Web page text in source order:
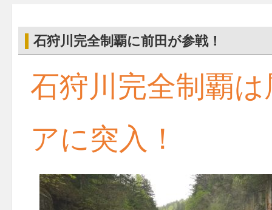
石狩川完全制覇に前田が参戦！
石狩川完全制覇
アに突入！